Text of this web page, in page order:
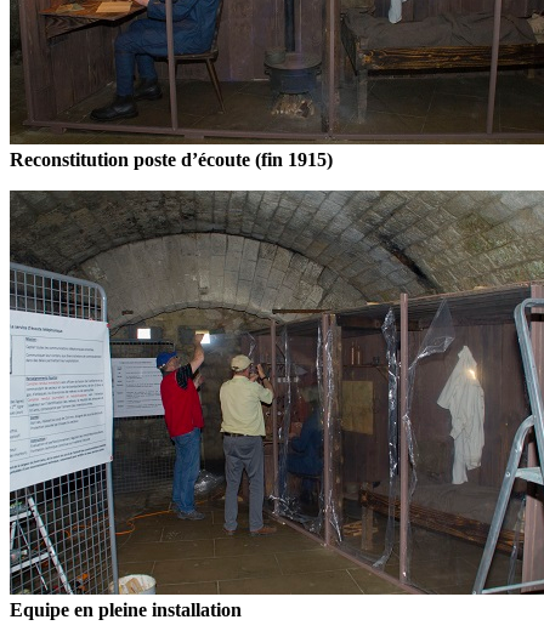
Reconstitution poste d’écoute (fin 1915)
Equipe en pleine installation